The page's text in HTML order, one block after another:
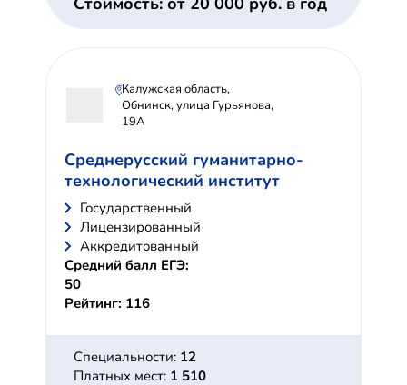
Калужская область,
Обнинск, улица Гурьянова,
19А
Среднерусский гуманитарно-
технологический институт
Государственный
Лицензированный
Аккредитованный
Средний балл ЕГЭ:
50
Рейтинг: 116
Специальности: 12
Платных мест: 1 510